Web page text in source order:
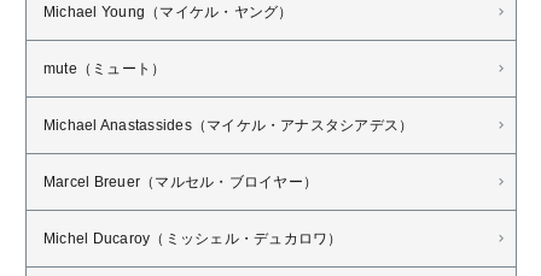
Michael Young（マイケル・ヤング）
mute（ミュート）
Michael Anastassides（マイケル・アナスタシアデス）
Marcel Breuer（マルセル・ブロイヤー）
Michel Ducaroy（ミッシェル・デュカロワ）